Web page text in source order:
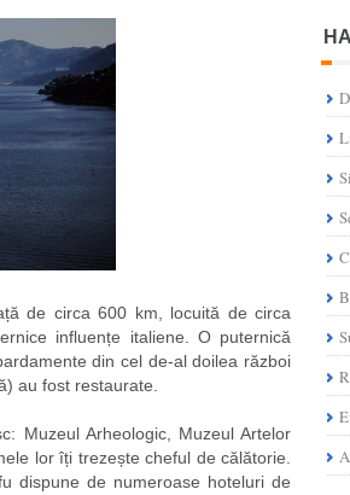
de circa 600 km, locuită de circa
influențe italiene. O puternică
din cel de-al doilea război
au fost restaurate.
Muzeul Arheologic, Muzeul Artelor
lor îți trezește cheful de călătorie.
dispune de numeroase hoteluri de